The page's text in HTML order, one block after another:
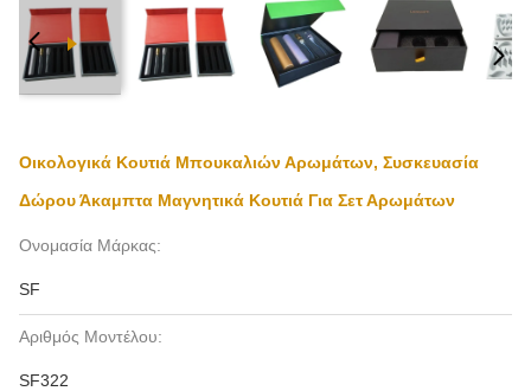
Οικολογικά Κουτιά Μπουκαλιών Αρωμάτων, Συσκευασία
Δώρου Άκαμπτα Μαγνητικά Κουτιά Για Σετ Αρωμάτων
Ονομασία Μάρκας:
SF
Αριθμός Μοντέλου:
SF322